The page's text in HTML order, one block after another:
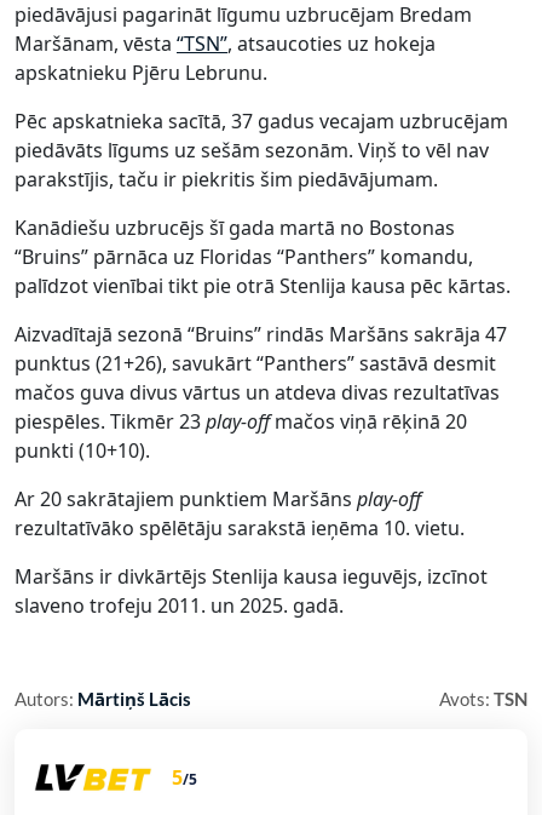
piedāvājusi pagarināt līgumu uzbrucējam Bredam
Maršānam, vēsta “TSN”, atsaucoties uz hokeja
apskatnieku Pjēru Lebrunu.
Pēc apskatnieka sacītā, 37 gadus vecajam uzbrucējam
piedāvāts līgums uz sešām sezonām. Viņš to vēl nav
parakstījis, taču ir piekritis šim piedāvājumam.
Kanādiešu uzbrucējs šī gada martā no Bostonas
“Bruins” pārnāca uz Floridas “Panthers” komandu,
palīdzot vienībai tikt pie otrā Stenlija kausa pēc kārtas.
Aizvadītajā sezonā “Bruins” rindās Maršāns sakrāja 47
punktus (21+26), savukārt “Panthers” sastāvā desmit
mačos guva divus vārtus un atdeva divas rezultatīvas
piespēles. Tikmēr 23play-offmačos viņā rēķinā 20
punkti (10+10).
Ar 20 sakrātajiem punktiem Maršāns play-off
rezultatīvāko spēlētāju sarakstā ieņēma 10. vietu.
Maršāns ir divkārtējs Stenlija kausa ieguvējs, izcīnot
slaveno trofeju 2011. un 2025. gadā.
Autors: Mārtiņš Lācis Avots: TSN
5/5